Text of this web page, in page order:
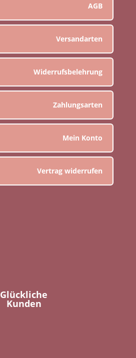
AGB
Versandarten
Widerrufsbelehrung
Zahlungsarten
Mein Konto
Vertrag widerrufen
Glückliche
Kunden